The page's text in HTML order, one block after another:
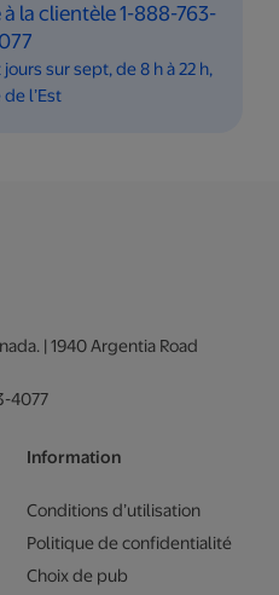
la clientèle 1-888-763-
sur sept, de 8 h à 22 h,
l’Est
| 1940 Argentia Road
4077
Information
Conditions d’utilisation
Politique de confidentialité
Choix de pub